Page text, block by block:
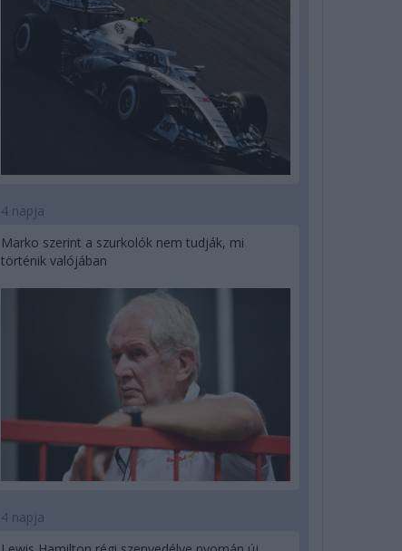
4 napja
Marko szerint a szurkolók nem tudják, mi
történik valójában
4 napja